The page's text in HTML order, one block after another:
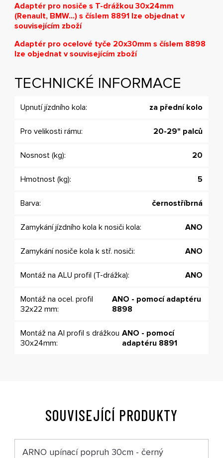
Adaptér pro nosiče s T-drážkou 30x24mm
(Renault, BMW...) s číslem 8891 lze objednat v
souvisejícím zboží
Adaptér pro ocelové tyče 20x30mm s číslem 8898
lze objednat v souvisejícím zboží
TECHNICKÉ INFORMACE
Upnutí jízdního kola: za přední kolo
Pro velikosti rámu: 20-29" palců
Nosnost (kg): 20
Hmotnost (kg): 5
Barva: černostříbrná
Zamykání jízdního kola k nosiči kola: ANO
Zamykání nosiče kola k stř. nosiči: ANO
Montáž na ALU profil (T-drážka): ANO
Montáž na ocel. profil
32x22 mm:
ANO - pomocí adaptéru
8898
Montáž na Al profil s drážkou
30x24mm:
ANO - pomocí
adaptéru 8891
SOUVISEJÍCÍ PRODUKTY
ARNO upínací popruh 30cm - černý